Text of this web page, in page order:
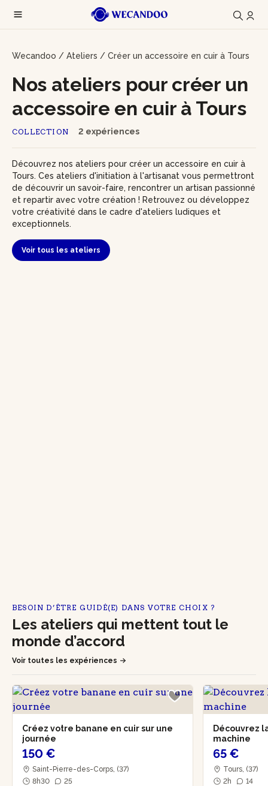
Wecandoo / Ateliers / Créer un accessoire en cuir à Tours
COLLECTION 2 expériences
Nos ateliers pour créer un
accessoire en cuir à Tours
Découvrez nos ateliers pour créer un accessoire en cuir à
Tours. Ces ateliers d'initiation à l'artisanat vous permettront
de découvrir un savoir-faire, rencontrer un artisan passionné
et repartir avec votre création ! Retrouvez ou développez
votre créativité dans le cadre d'ateliers ludiques et
exceptionnels.
Voir tous les ateliers
BESOIN D’ÊTRE GUIDÉ(E) DANS VOTRE CHOIX ?
Les ateliers qui mettent tout le
monde d’accord
Voir toutes les expériences
Créez votre banane en cuir sur une
journée
150 €
Saint-Pierre-des-Corps, (37)
8h30
25
Découvrez
machine
65 €
Tours, (37)
2h
14